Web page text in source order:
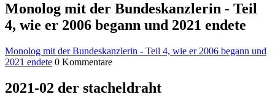
Monolog mit der Bundeskanzlerin - Teil
4, wie er 2006 begann und 2021 endete
Monolog mit der Bundeskanzlerin - Teil 4, wie er 2006 begann und
2021 endete 0 Kommentare
2021-02 der stacheldraht